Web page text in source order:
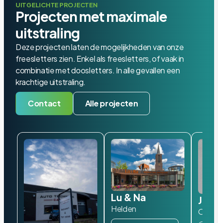
UITGELICHTE PROJECTEN
Projecten met maximale
uitstraling
Deze projecten laten de mogelijkheden van onze
freesletters zien. Enkel als freesletters, of vaak in
combinatie met doosletters. In alle gevallen een
krachtige uitstraling.
Contact Alle projecten
Lu & Na
Helden